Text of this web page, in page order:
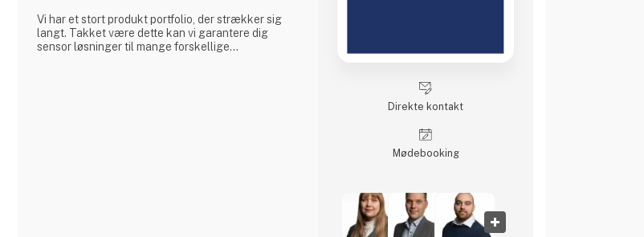
Vi har et stort produkt portfolio, der strækker sig
langt. Takket være dette kan vi garantere dig
sensor løsninger til mange forskellige
Direkte kontakt
Møde­booking